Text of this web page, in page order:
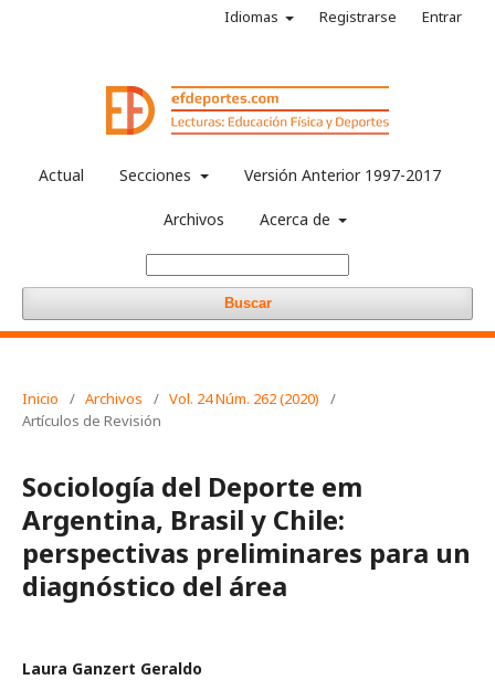
Actual Secciones Versión Anterior 1997-2017
Archivos Acerca de
Buscar
Idiomas Registrarse Entrar
Inicio / Archivos / Vol. 24 Núm. 262 (2020)
/
Artículos de Revisión
Sociología del Deporte em
Argentina, Brasil y Chile:
perspectivas preliminares para un
diagnóstico del área
Laura Ganzert Geraldo